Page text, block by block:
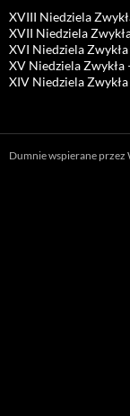
XVIII Niedziela
XVII Niedziela
XVI Niedziela
XV Niedziela Zwykła
XIV Niedziela
Dumnie wspierane przez